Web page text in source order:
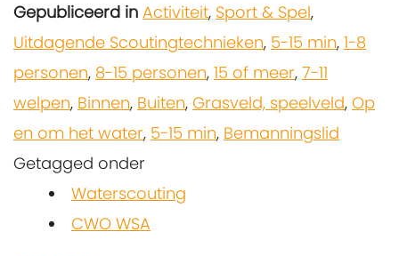
Gepubliceerd in Activiteit, Sport & Spel,
Uitdagende Scoutingtechnieken, 5-15 min, 1-8
personen, 8-15 personen, 15 of meer, 7-11
welpen, Binnen, Buiten, Grasveld, speelveld, Op
en om het water, 5-15 min, Bemanningslid
Getagged onder
Waterscouting
CWO WSA